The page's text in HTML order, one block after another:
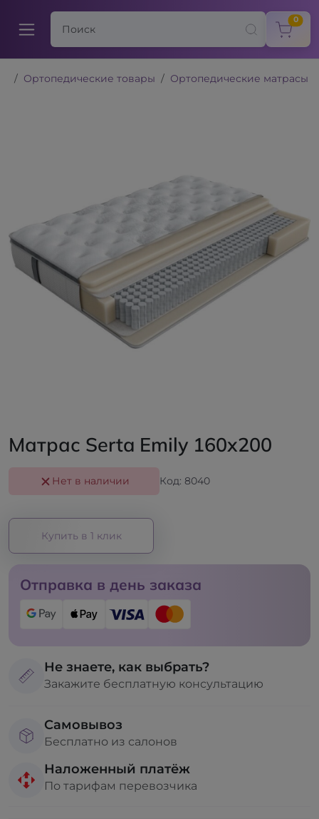
0
Ортопедические товары Ортопедические матрасы
Матрас Serta Emily 160x200
Нет в наличии Код: 8040
Купить в 1 клик
Отправка в день заказа
Не знаете, как выбрать?
Закажите бесплатную консультацию
Самовывоз
Бесплатно из салонов
Наложенный платёж
По тарифам перевозчика